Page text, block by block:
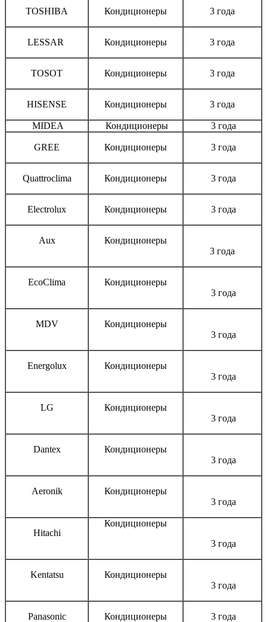
TOSHIBA Кондиционеры 3 года
LESSAR Кондиционеры 3 года
TOSOT Кондиционеры 3 года
HISENSE Кондиционеры 3 года
MIDEA Кондиционеры 3 года
GREE Кондиционеры 3 года
Quattroclima Кондиционеры 3 года
Electrolux Кондиционеры 3 года
Aux
Кондиционеры
3 года
EcoClima
Кондиционеры
3 года
MDV
Кондиционеры
3 года
Energolux
Кондиционеры
3 года
LG
Кондиционеры
3 года
Dantex
Кондиционеры
3 года
Aeronik
Кондиционеры
3 года
Hitachi
Кондиционеры
3 года
Kentatsu
Кондиционеры
3 года
Panasonic Кондиционеры 3 года